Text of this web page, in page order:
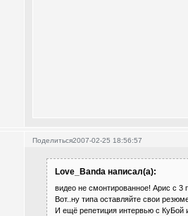
Поделиться2007-02-25 18:56:57
Love_Banda написал(а):
видео не смонтированное! Арис с 3
Вот..ну типа оставляйте свои
И ещё репетиция интервью с КуБой